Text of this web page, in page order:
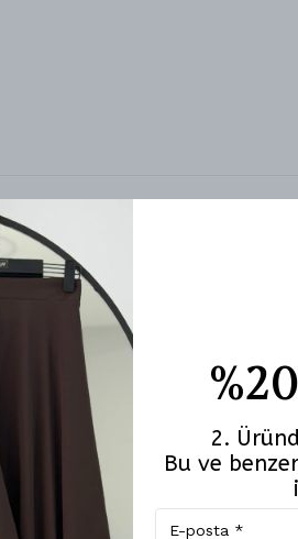
kısa geldi özellikle göğüsleriniz
beğenerek almıştım üstünün bu kadar
tercih etmiştim 1 beden alsam da
2.
Bu ve